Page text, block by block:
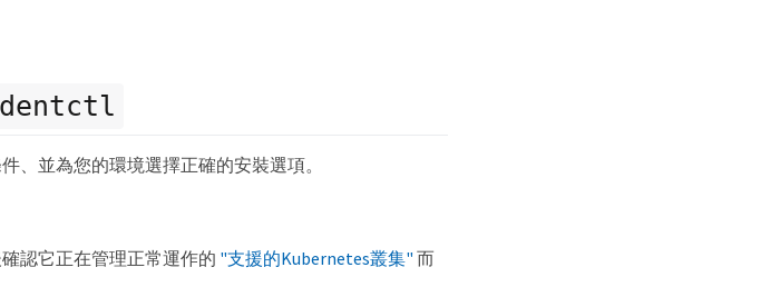
、並為您的環境選擇正確的安裝選項。
認它正在管理正常運作的 "支援的Kubernetes叢集" 而